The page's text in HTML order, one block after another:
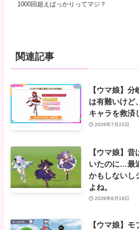
1000回超えばっかりってマジ？
関連記事
【ウマ娘】
は有難いけど
キャラを救済
2026年7月22日
【ウマ娘】
いたのに…最
かもしないし
よね。
2026年6月19日
【ウマ娘】